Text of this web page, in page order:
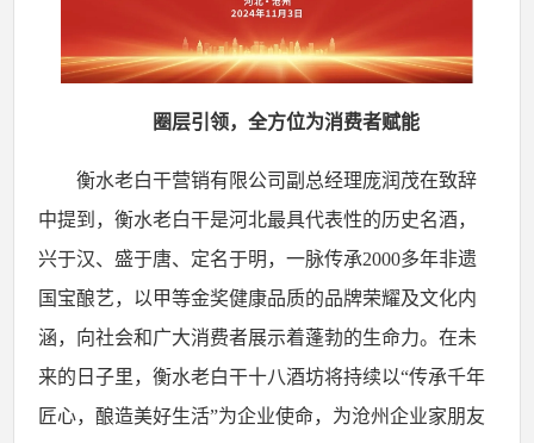
圈层引领，全方位为消费者赋能
衡水老白干营销有限公司副总经理庞润茂在致辞
中提到，衡水老白干是河北最具代表性的历史名酒，
兴于汉、盛于唐、定名于明，一脉传承2000多年非遗
国宝酿艺，以甲等金奖健康品质的品牌荣耀及文化内
涵，向社会和广大消费者展示着蓬勃的生命力。在未
来的日子里，衡水老白干十八酒坊将持续以“传承千年
匠心，酿造美好生活”为企业使命，为沧州企业家朋友